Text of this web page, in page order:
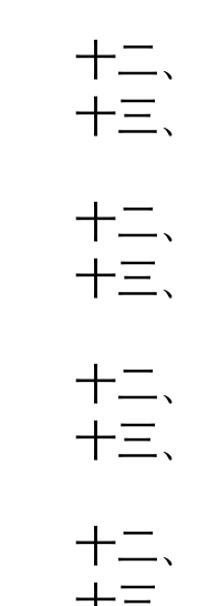
十二
十三
十二
十三
十二
十三
十二